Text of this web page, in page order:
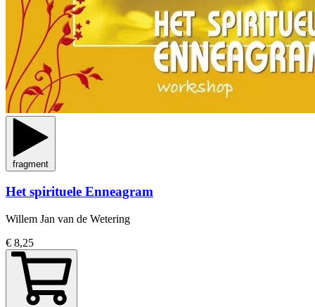
fragment
Het spirituele Enneagram
Willem Jan van de Wetering
€ 8,25